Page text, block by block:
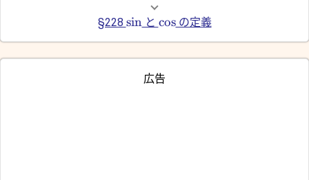
§228 sinと cosの定義
広告